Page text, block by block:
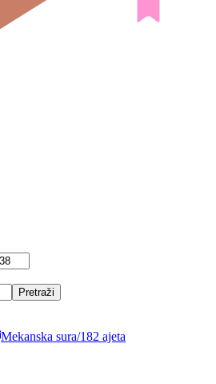
Pretraži
Mekanska sura/182 ajeta